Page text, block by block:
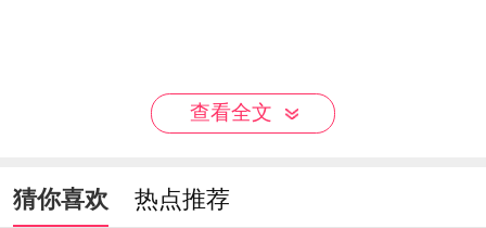
查看全文
猜你喜欢 热点推荐